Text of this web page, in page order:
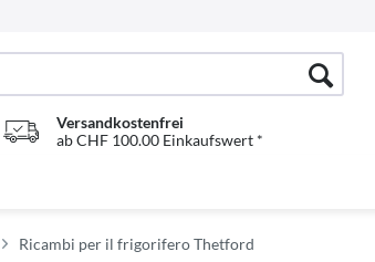
Versandkostenfrei
ab CHF 100.00 Einkaufswert *
Ricambi per il frigorifero Thetford